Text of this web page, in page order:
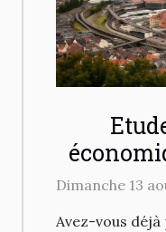
de
Dimanche 13
Avez-vous